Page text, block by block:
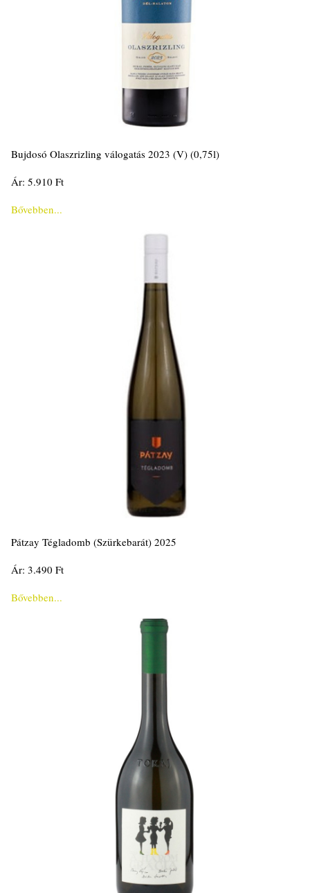
Bujdosó Olaszrizling válogatás 2023 (V) (0,75l)
Ár: 5.910 Ft
Bővebben...
Pátzay Tégladomb (Szürkebarát) 2025
Ár: 3.490 Ft
Bővebben...